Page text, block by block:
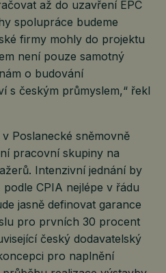
až do uzavření EPC
spolupráce budeme
firmy mohly do projektu
není pouze samotný
o budování
s českým průmyslem,“ řekl
Poslanecké sněmovně
pracovní skupiny na
Intenzivní jednání by
CPIA nejlépe v řádu
jasně definovat garance
pro prvních 30 procent
český dodavatelský
pro naplnění